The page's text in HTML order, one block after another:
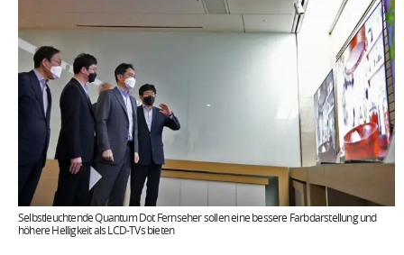
Selbstleuchtende Quantum Dot Fernseher sollen eine bessere Farbdarstellung und
höhere Helligkeit als LCD-TVs bieten